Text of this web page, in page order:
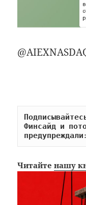
Финсайд и
Читайтенашу